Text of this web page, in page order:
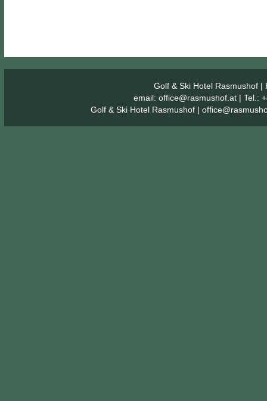
Golf & Ski Hotel Rasmushof|
email: office@rasmushof.at | Tel.:
Golf & Ski Hotel Rasmushof|